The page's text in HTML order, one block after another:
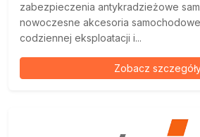
zabezpieczenia antykradzieżowe
nowoczesne akcesoria
codziennej eksploatacji i...
Zobacz